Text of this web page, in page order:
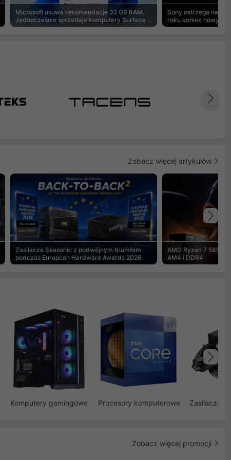
Microsoft usuwa rekomendacje 32 GB RAM.
Jednocześnie sprzedaje komputery Surface z
8 GB
Sony ostrzega na
roku koniec nowych
Zobacz więcej artykułów
Zasilacze Seasonic z podwójnym triumfem
podczas European Hardware Awards 2026
AMD Ryzen 7
AM4 i DDR4
Komputery gamingowe Procesory komputerowe Zasilacze
Zobacz więcej promocji